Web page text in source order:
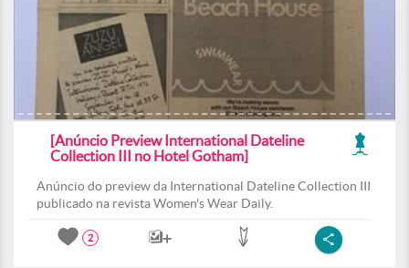
[Anúncio Preview International Dateline
Collection III no Hotel Gotham]
Anúncio do preview da International Dateline Collection III
publicado na revista Women's Wear Daily.
2